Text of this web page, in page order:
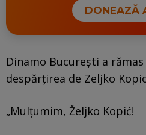
DONEAZĂ
Dinamo București a
despărțirea de Zeljko
„Mulțumim, Željko Kopić!